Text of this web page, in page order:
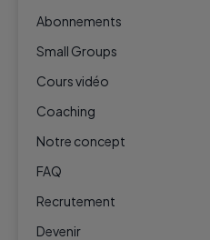
Abonnements
Small Groups
Cours vidéo
Coaching
Notre concept
FAQ
Recrutement
Devenir